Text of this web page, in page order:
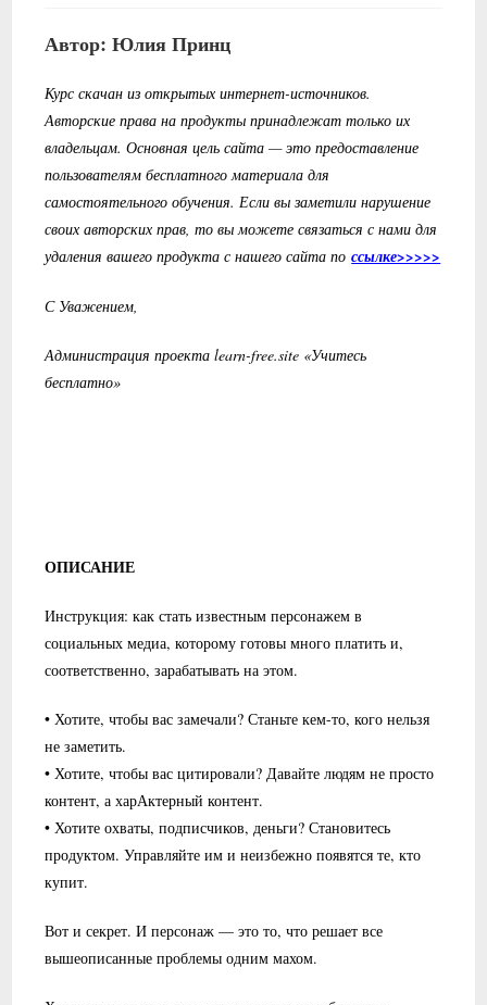
Автор: Юлия Принц
Курс скачан из открытых интернет-источников.
Авторские права на продукты принадлежат только их
владельцам. Основная цель сайта — это предоставление
пользователям бесплатного материала для
самостоятельного обучения. Если вы заметили нарушение
своих авторских прав, то вы можете связаться с нами для
удаления вашего продукта с нашего сайта поссылке>>>>>
С Уважением,
Администрация проекта learn-free.site «Учитесь
бесплатно»
ОПИСАНИЕ
Инструкция: как стать известным персонажем в
социальных медиа, которому готовы много платить и,
соответственно, зарабатывать на этом.
• Хотите, чтобы вас замечали? Станьте кем-то, кого нельзя
не заметить.
• Хотите, чтобы вас цитировали? Давайте людям не просто
контент, а харАктерный контент.
• Хотите охваты, подписчиков, деньги? Становитесь
продуктом. Управляйте им и неизбежно появятся те, кто
купит.
Вот и секрет. И персонаж — это то, что решает все
вышеописанные проблемы одним махом.